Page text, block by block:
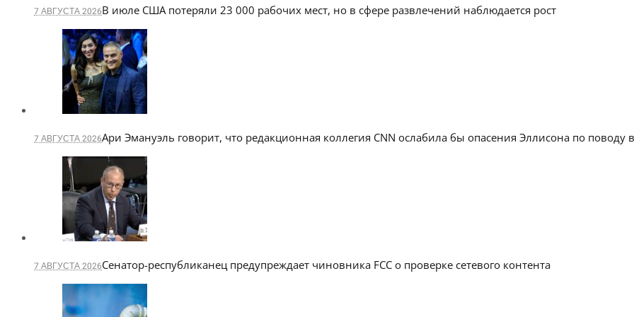
7 АВГУСТА 2026В июле США потеряли 23 000 рабочих мест, но в сфере развлечений наблюдается рост
7 АВГУСТА 2026Ари Эмануэль говорит, что редакционная коллегия CNN ослабила бы опасения Эллисона по поводу
7 АВГУСТА 2026Сенатор-республиканец предупреждает чиновника FCC о проверке сетевого контента